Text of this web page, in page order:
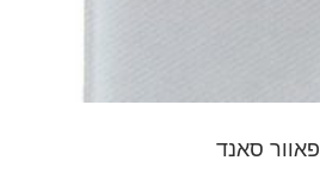
פאוור סאנד